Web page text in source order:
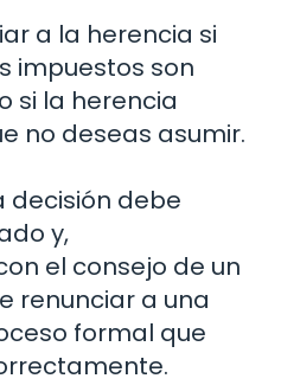
a la herencia si
impuestos son
si la herencia
no deseas asumir.
decisión debe
y,
el consejo de un
renunciar a una
formal que